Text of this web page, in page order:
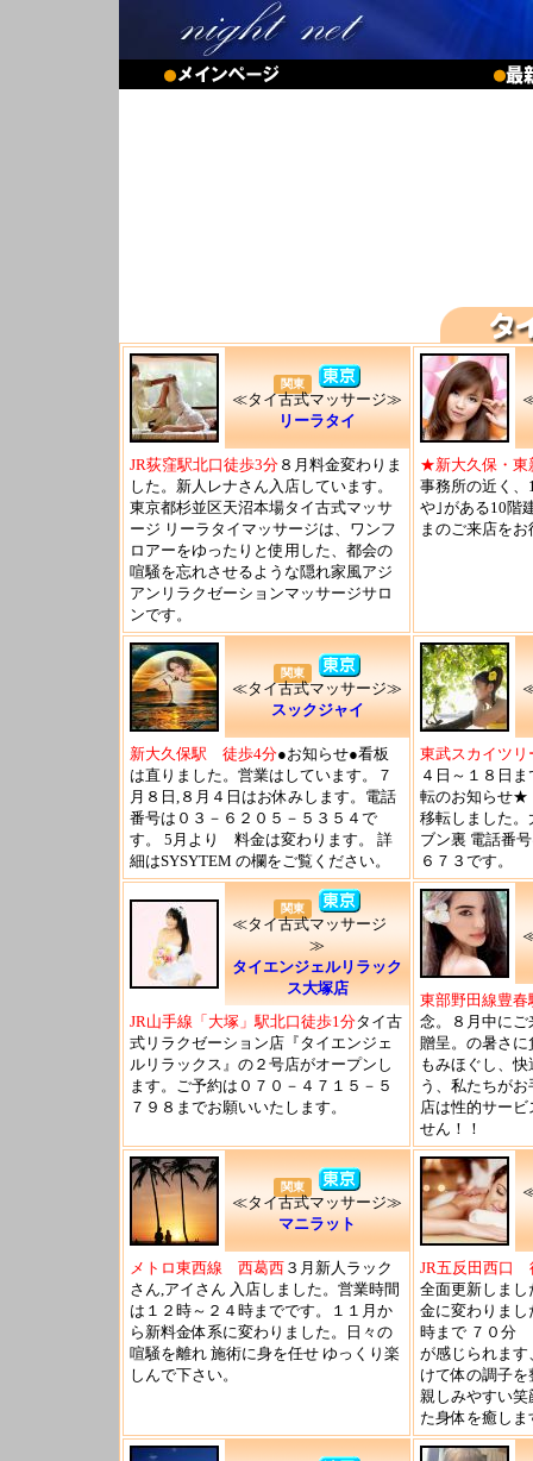
関東
≪タイ古式マッサージ≫
リーラタイ
JR荻窪駅北口徒歩3分 ８月料金変わりま
した。新人レナさん入店しています。
東京都杉並区天沼本場タイ古式マッサ
ージ リーラタイマッサージは、ワンフ
ロアーをゆったりと使用した、都会の
喧騒を忘れさせるような隠れ家風アジ
アンリラクゼーションマッサージサロ
ンです。
★新大久保・
事務所の近く
や｣がある10階
まのご来店を
関東
≪タイ古式マッサージ≫
スックジャイ
新大久保駅 徒歩4分●お知らせ●看板
は直りました。営業はしています。７
月８日,８月４日はお休みします。電話
番号は０３－６２０５－５３５４で
す。 5月より 料金は変わります。 詳
細はSYSYTEM の欄をご覧ください。
東武スカイツ
４日～１８日
転のお知らせ
移転しました
ブン裏 電話番
６７３です。
関東
≪タイ古式マッサージ
≫
タイエンジェルリラック
ス大塚店
JR山手線「大塚」駅北口徒歩1分タイ古
式リラクゼーション店『タイエンジェ
ルリラックス』の２号店がオープンし
ます。ご予約は０７０－４７１５－５
７９８までお願いいたします。
東部野田線豊春
念。８月中に
贈呈。の暑さ
もみほぐし、
う、私たちが
店は性的サー
せん！！
関東
≪タイ古式マッサージ≫
マニラット
メトロ東西線 西葛西 ３月新人ラック
さん,アイさん 入店しました。営業時間
は１２時～２４時までです。１１月か
ら新料金体系に変わりました。日々の
喧騒を離れ 施術に身を任せ ゆっくり楽
しんで下さい。
JR五反田西口
全面更新しま
金に変わりま
時まで ７０分
が感じられま
けて体の調子
親しみやすい
た身体を癒しま